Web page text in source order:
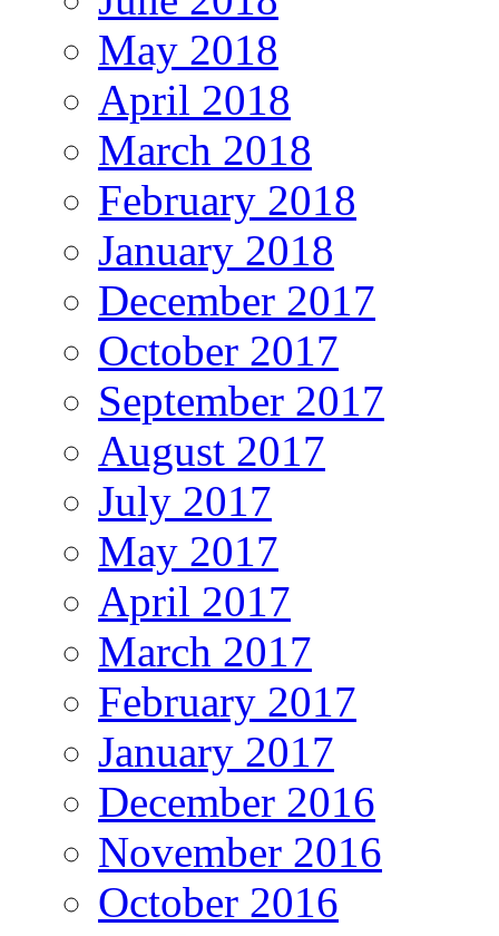
May 2018
April 2018
March 2018
February 2018
January 2018
December 2017
October 2017
September 2017
August 2017
July 2017
May 2017
April 2017
March 2017
February 2017
January 2017
December 2016
November 2016
October 2016